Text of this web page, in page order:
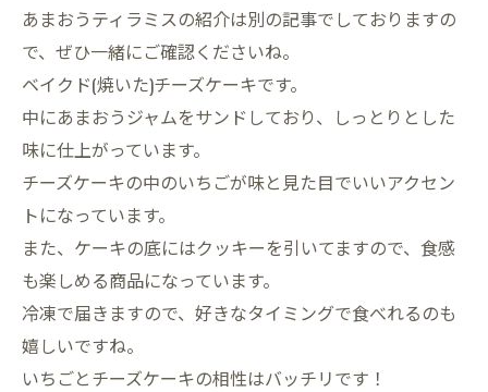
あまおうティラミスの紹介は別の記事でしておりますの
で、ぜひ一緒にご確認くださいね。
ベイクド(焼いた)チーズケーキです。
中にあまおうジャムをサンドしており、しっとりとした
味に仕上がっています。
チーズケーキの中のいちごが味と見た目でいいアクセン
トになっています。
また、ケーキの底にはクッキーを引いてますので、食感
も楽しめる商品になっています。
冷凍で届きますので、好きなタイミングで食べれるのも
嬉しいですね。
いちごとチーズケーキの相性はバッチリです！